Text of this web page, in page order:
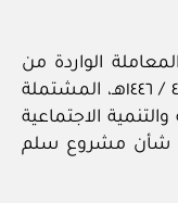
الواردة من
الديوان الملكي برقم ٢٣٩٧٠ وتاريخ ٥ / ‏٤‏ / ١٤٤٦هـ، المشتملة
الاجتماعية
٣٠ / ‏٣‏ / ١٤٤٦هـ، في شأن مشروع سلم